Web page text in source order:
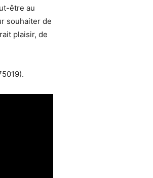
être au
souhaiter de
plaisir, de